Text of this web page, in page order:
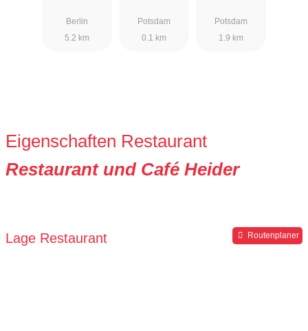
Berlin
5.2 km
Potsdam
0.1 km
Pfingstberg"
Potsdam
1.9 km
Eigenschaften Restaurant
Restaurant und Café Heider
Lage Restaurant Routenplaner